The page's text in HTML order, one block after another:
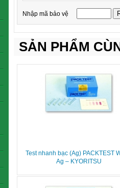
Nhập mã bảo vệ
SẢN PHẨM
Test nhanh bạc (Ag) PACKTEST
Ag – KYORITSU